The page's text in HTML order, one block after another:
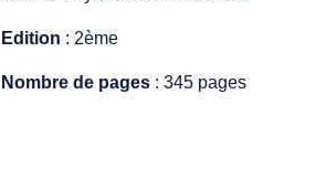
Edition : 2ème
Nombre de pages : 345 pages